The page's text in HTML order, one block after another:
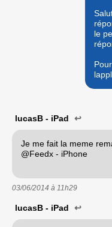
le
lucasB - iPad ↩
Je me fait la meme
@Feedx - iPhone
03/06/2014 à 11h29
lucasB - iPad ↩